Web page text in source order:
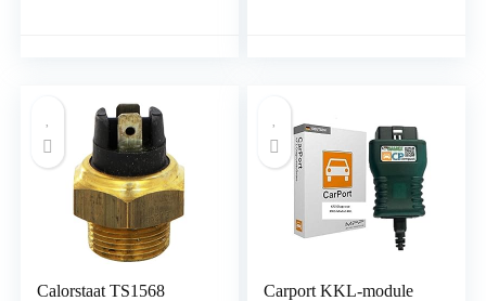
Calorstaat TS1568
Carport KKL-module